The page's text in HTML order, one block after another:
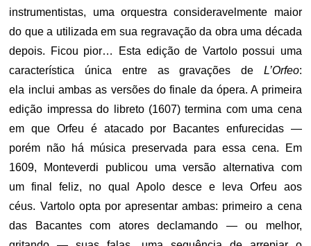
instrumentistas, uma orquestra consideravelmente maior
do que a utilizada em sua regravação da obra uma década
depois. Ficou pior…
Esta edição de Vartolo possui uma
característica única entre as gravações de L’Orfeo:
ela inclui ambas as versões do finale da ópera. A primeira
edição impressa do libreto (1607) termina com uma cena
em que Orfeu é atacado por Bacantes enfurecidas —
porém não há música preservada para essa cena. Em
1609, Monteverdi publicou uma versão alternativa com
umfinal feliz, no qual Apolo desce e leva Orfeu aos
céus. Vartolo opta por apresentar ambas: primeiro a cena
das Bacantes com atores declamando — ou melhor,